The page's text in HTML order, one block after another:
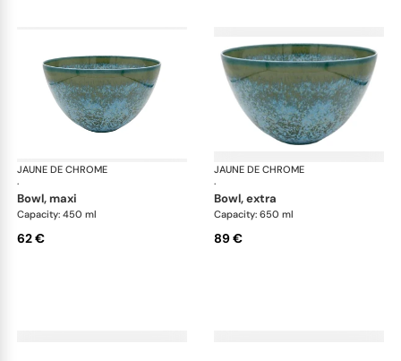
JAUNE DE CHROME
·
Nymphéa
bowl, maxi
Capacity: 450 ml
62 €
JAUNE DE CHROME
·
bowl, extra
Capacity: 650 ml
89 €